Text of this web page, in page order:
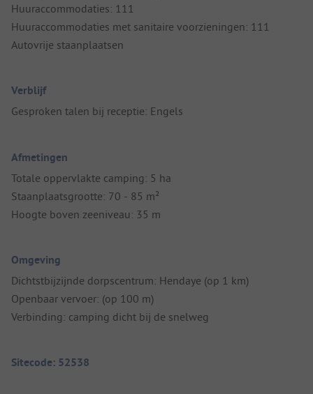
Huuraccommodaties: 111
Huuraccommodaties met sanitaire voorzieningen: 111
Autovrije staanplaatsen
Verblijf
Gesproken talen bij receptie: Engels
Afmetingen
Totale oppervlakte camping: 5 ha
Staanplaatsgrootte: 70 - 85 m²
Hoogte boven zeeniveau: 35 m
Omgeving
Dichtstbijzijnde dorpscentrum: Hendaye (op 1 km)
Openbaar vervoer: (op 100 m)
Verbinding: camping dicht bij de snelweg
Sitecode: 52538